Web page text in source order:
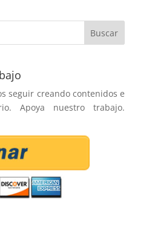
seguir creando contenidos e
Apoya nuestro trabajo.